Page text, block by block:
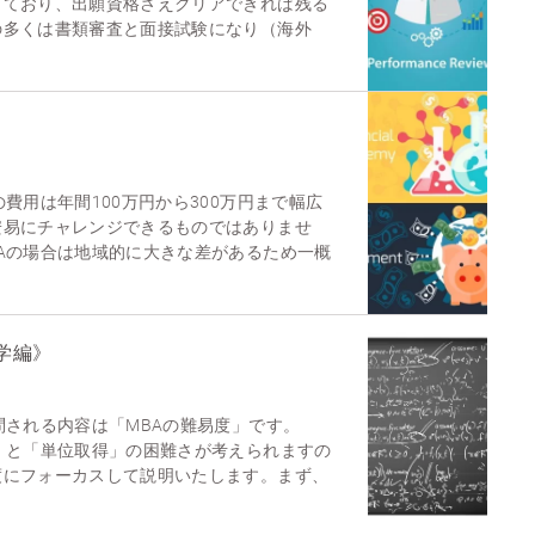
くは書類審査と面接試験になり（海外
用は年間100万円から300万円まで幅広
にチャレンジできるものではありませ
場合は地域的に大きな差があるため一概
》
れる内容は「MBAの難易度」です。
「単位取得」の困難さが考えられますの
フォーカスして説明いたします。まず、